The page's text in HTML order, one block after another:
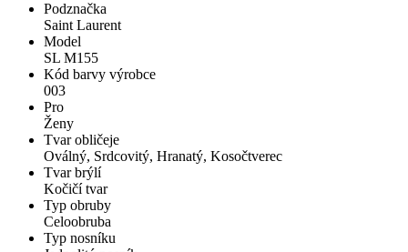
Podznačka
Saint Laurent
Model
SL M155
Kód barvy výrobce
003
Pro
Ženy
Tvar obličeje
Oválný, Srdcovitý, Hranatý, Kosočtverec
Tvar brýlí
Kočičí tvar
Typ obruby
Celoobruba
Typ nosníku